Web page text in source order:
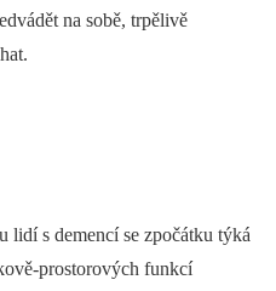
na sobě, trpělivě
s demencí se zpočátku týká
prostorových funkcí